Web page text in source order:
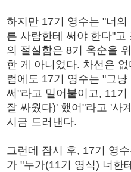
하지만 17기 영수는 "너
른 사람한테 써야 한다"
의 절실함은 8기 옥순을
한 게 아니었다. 차선은
럼에도 17기 영수는 "그냥
써"라고 밀어붙이고, 11
잘 싸웠다)' 했어"라고 '사
시금 드러낸다.
그런데 잠시 후, 17기 영
가 "누가(11기 영식) 너한